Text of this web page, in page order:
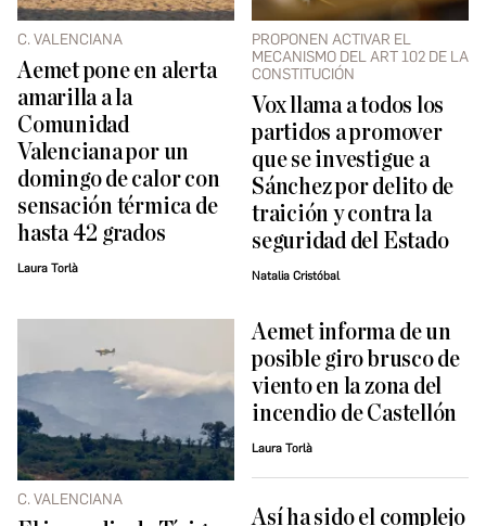
C. VALENCIANA
Aemet pone en alerta
amarilla a la
Comunidad
Valenciana por un
domingo de calor con
sensación térmica de
hasta 42 grados
Laura Torlà
PROPONEN ACTIVAR EL
MECANISMO DEL ART 102 DE LA
CONSTITUCIÓN
Vox llama a todos los
partidos a promover
que se investigue a
Sánchez por delito de
traición y contra la
seguridad del Estado
Natalia Cristóbal
C. VALENCIANA
Aemet informa de un
posible giro brusco de
viento en la zona del
incendio de Castellón
Laura Torlà
Así ha sido el complejo